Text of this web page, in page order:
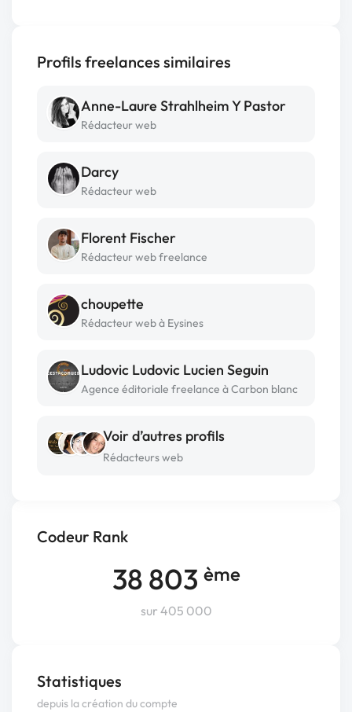
Codeur Rank
38 803 ème
sur 405 000
Statistiques
depuis la création du compte
Profils freelances similaires
Anne-Laure Strahlheim Y Pastor
Rédacteur web
Darcy
Rédacteur web
Florent Fischer
Rédacteur web freelance
choupette
Rédacteur web à Eysines
Ludovic Ludovic Lucien Seguin
Agence éditoriale freelance à Carbon blanc
Voir d’autres profils
Rédacteurs web